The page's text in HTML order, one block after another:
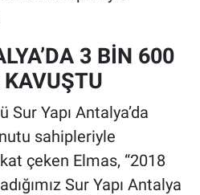
3 BİN 600
Sur Yapı Antalya’da
sahipleriyle
çeken Elmas, “2018
Sur Yapı Antalya